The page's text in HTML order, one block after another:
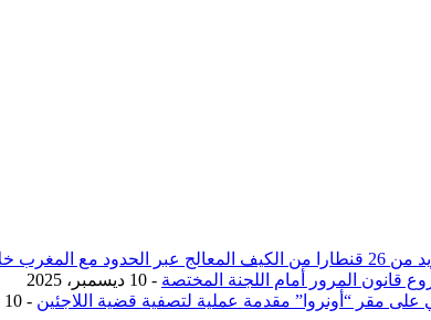
خلال أسبوع
قانون المرور أمام اللجنة المختصة - 10 ديسمبر، 2025
على مقر “أونروا” مقدمة عملية لتصفية قضية اللاجئين - 10 ديسمبر، 2025